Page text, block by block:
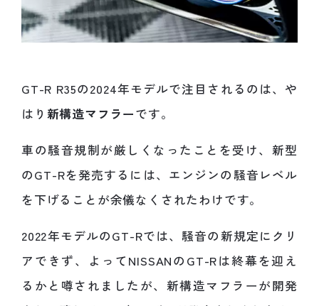
GT-R R35の2024年モデルで注目されるのは、や
はり 新構造マフラーです。
車の騒音規制が厳しくなったことを受け、新型
のGT-Rを発売するには、エンジンの騒音レベル
を下げることが余儀なくされたわけです。
2022年モデルのGT-Rでは、騒音の新規定にクリ
アできず、よってNISSANのGT-Rは終幕を迎え
るかと噂されましたが、新構造マフラーが開発